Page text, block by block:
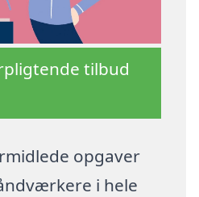
tilbud
opgaver
i hele